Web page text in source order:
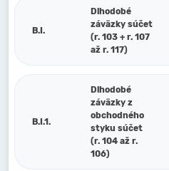
B.I.
Dlhodobé
záväzky súčet
(r. 103 + r. 107
až r. 117)
B.I.1.
Dlhodobé
záväzky z
obchodného
styku súčet
(r. 104 až r.
106)